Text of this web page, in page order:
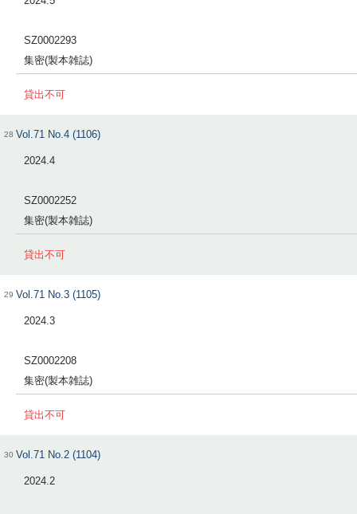
SZ0002293
集密(製本雑誌)
貸出不可
28 Vol.71 No.4 (1106)
2024.4
SZ0002252
集密(製本雑誌)
貸出不可
29 Vol.71 No.3 (1105)
2024.3
SZ0002208
集密(製本雑誌)
貸出不可
30 Vol.71 No.2 (1104)
2024.2